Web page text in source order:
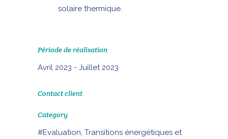
solaire thermique.
Période de réalisation
Avril 2023 - Juillet 2023
Contact client
Category
#Evaluation, Transitions énergétiques et